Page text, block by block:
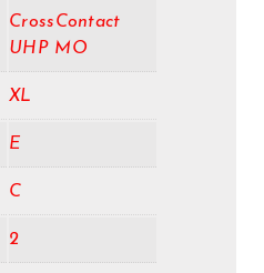
CrossContact
UHP MO
XL
E
C
2